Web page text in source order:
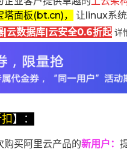
塔面板(bt.cn)，
让linux系
云数据库|云安全0.6折起 详
】：
购买阿里云产品的新用户 ：